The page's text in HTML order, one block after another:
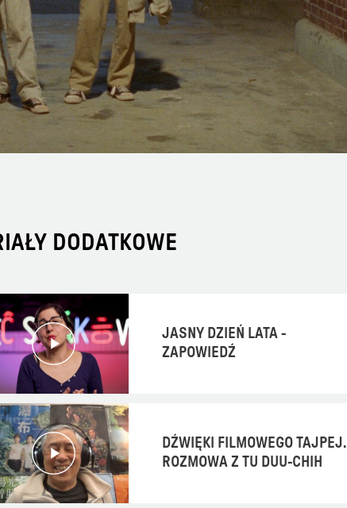
DODATKOWE
JASNY DZIEŃ LATA -
ZAPOWIEDŹ
DŹWIĘKI FILMOWEGO TAJPEJ.
ROZMOWA Z TU DUU-CHIH